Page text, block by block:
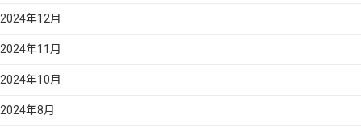
2024年12月
2024年11月
2024年10月
2024年8月